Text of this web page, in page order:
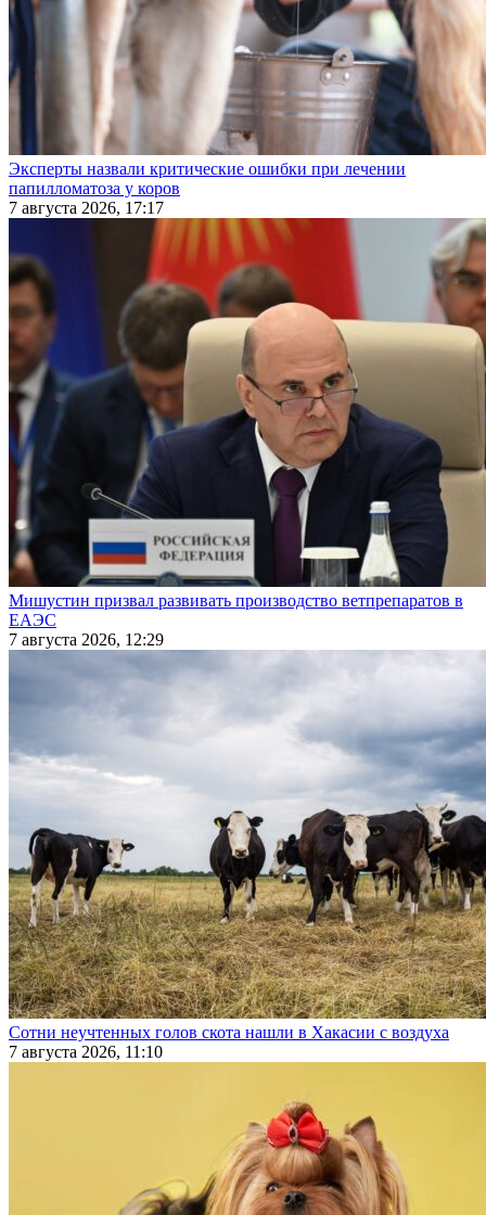
Эксперты назвали критические ошибки при лечении
папилломатоза у коров
7 августа 2026, 17:17
Мишустин призвал развивать производство ветпрепаратов в
ЕАЭС
7 августа 2026, 12:29
Сотни неучтенных голов скота нашли в Хакасии с воздуха
7 августа 2026, 11:10